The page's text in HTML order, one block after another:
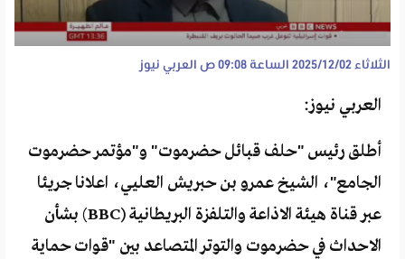
الثلاثاء 2025/12/02 الساعة 09:08 ص العربي نيوز
العربي نيوز:
أطلق رئيس "حلف قبائل حضرموت" و"مؤتمر حضرموت
الجامع"، الشيخ عمرو بن حبريش العليي، اعلانا جريئا
عبر قناة هيئة الاذاعة والتلفزة البريطانية (BBC) بشأن
الاحداث في حضرموت والتوتر المتصاعد بين "قوات حماية